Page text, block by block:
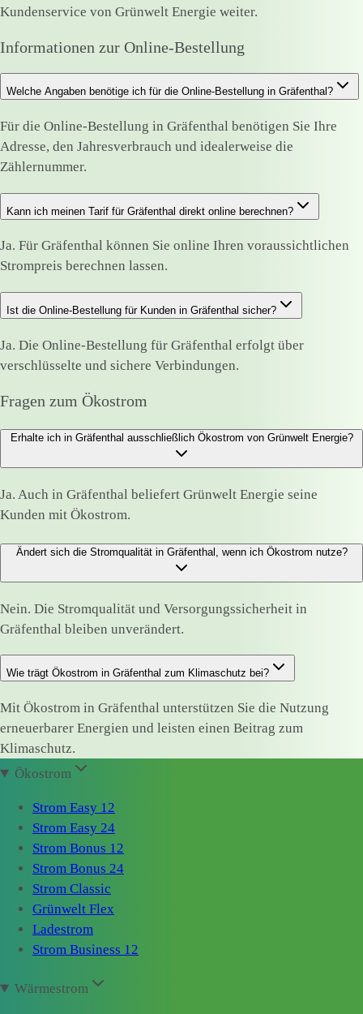
Kundenservice von Grünwelt Energie weiter.
Informationen zur Online-Bestellung
Welche Angaben benötige ich für die Online-Bestellung in Gräfenthal?
Für die Online-Bestellung in Gräfenthal benötigen Sie Ihre
Adresse, den Jahresverbrauch und idealerweise die
Zählernummer.
Kann ich meinen Tarif für Gräfenthal direkt online berechnen?
Ja. Für Gräfenthal können Sie online Ihren voraussichtlichen
Strompreis berechnen lassen.
Ist die Online-Bestellung für Kunden in Gräfenthal sicher?
Ja. Die Online-Bestellung für Gräfenthal erfolgt über
verschlüsselte und sichere Verbindungen.
Fragen zum Ökostrom
Erhalte ich in Gräfenthal ausschließlich Ökostrom von Grünwelt Energie?
Ja. Auch in Gräfenthal beliefert Grünwelt Energie seine
Kunden mit Ökostrom.
Ändert sich die Stromqualität in Gräfenthal, wenn ich Ökostrom nutze?
Nein. Die Stromqualität und Versorgungssicherheit in
Gräfenthal bleiben unverändert.
Wie trägt Ökostrom in Gräfenthal zum Klimaschutz bei?
Mit Ökostrom in Gräfenthal unterstützen Sie die Nutzung
erneuerbarer Energien und leisten einen Beitrag zum
Klimaschutz.
Ökostrom
Strom Easy 12
Strom Easy 24
Strom Bonus 12
Strom Bonus 24
Strom Classic
Grünwelt Flex
Ladestrom
Strom Business 12
Wärmestrom